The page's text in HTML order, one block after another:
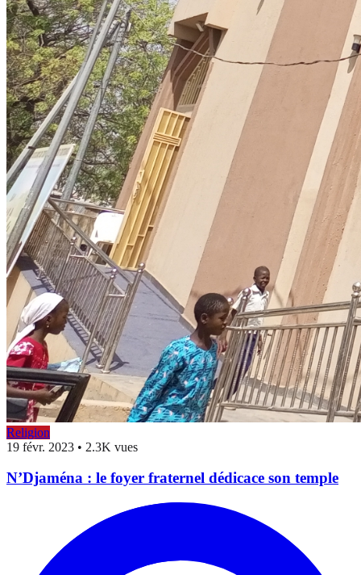
Religion
19 févr. 2023 • 2.3K vues
N’Djaména : le foyer fraternel dédicace son temple